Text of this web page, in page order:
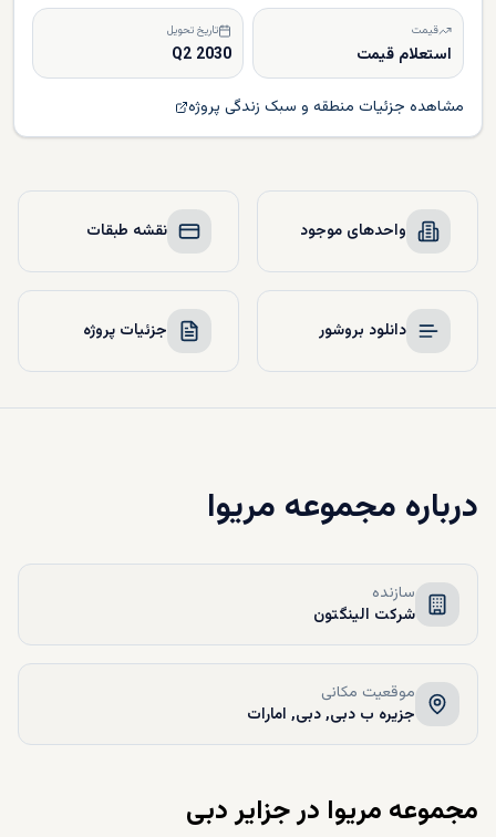
قیمت
استعلام قیمت
تاریخ تحویل
Q2 2030
مشاهده جزئیات منطقه و سبک زندگی پروژه
واحدهای موجود نقشه طبقات
دانلود بروشور جزئیات پروژه
درباره مجموعه مریوا
سازنده
شرکت الینگتون
موقعیت مکانی
جزیره ب دبی, دبی, امارات
مجموعه مریوا در جزایر دبی